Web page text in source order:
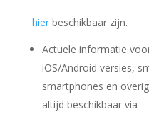
hierbeschikbaar zijn.
Actuele informatie
iOS/Android versies,
smartphones en
altijd beschikbaar via